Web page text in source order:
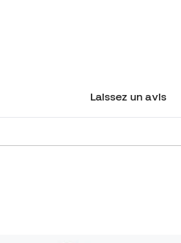
Laissez un avis